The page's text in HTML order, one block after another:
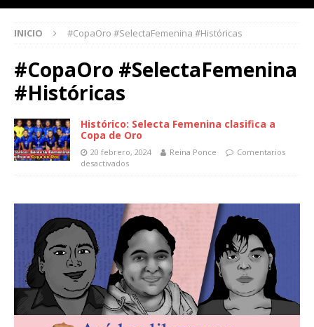
INICIO #CopaOro #SelectaFemenina #Históricas
#CopaOro #SelectaFemenina
#Históricas
Histórico: Selecta Femenina clasifica a
Copa de Oro
20 febrero, 2024 Reina Ponce
Comentarios
desactivados